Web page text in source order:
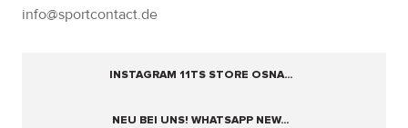
info@sportcontact.de
INSTAGRAM 11TS STORE OSNA...
NEU BEI UNS! WHATSAPP NEW...